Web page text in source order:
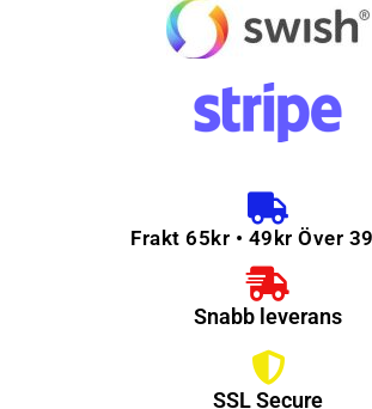
Frakt 65kr • 49kr Över
Snabb leverans
SSL Secure